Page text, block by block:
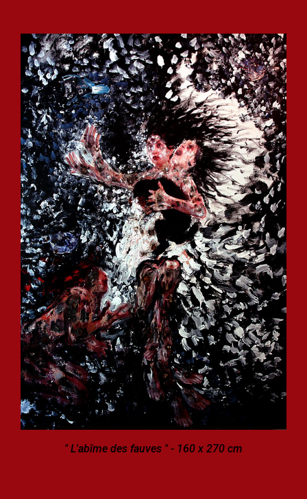
" L'abîme des fauves " - 160 x 270 cm